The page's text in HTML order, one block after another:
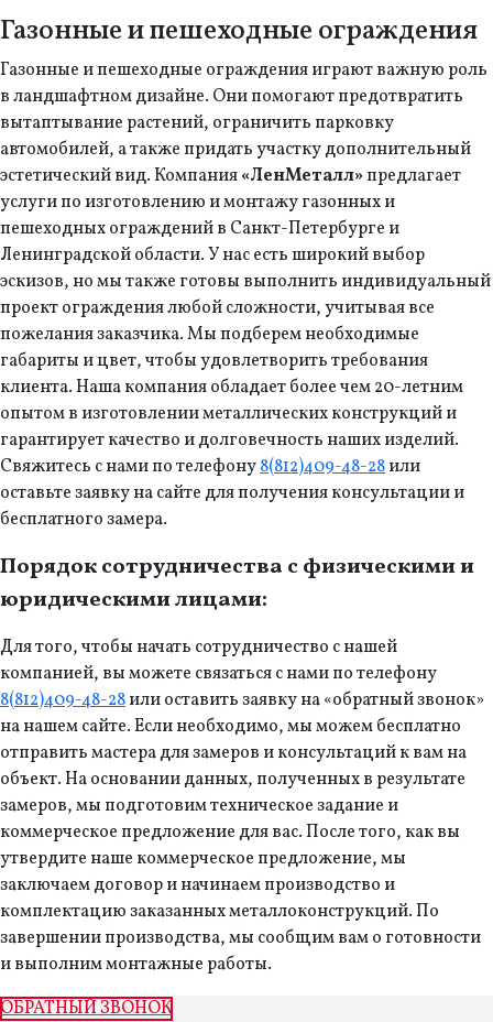
Газонные и пешеходные ограждения
Газонные и пешеходные ограждения играют важную роль
в ландшафтном дизайне. Они помогают предотвратить
вытаптывание растений, ограничить парковку
автомобилей, а также придать участку дополнительный
эстетический вид. Компания«ЛенМеталл»предлагает
услуги по изготовлению и монтажу газонных и
пешеходных ограждений в Санкт-Петербурге и
Ленинградской области. У нас есть широкий выбор
эскизов, но мы также готовы выполнить индивидуальный
проект ограждения любой сложности, учитывая все
пожелания заказчика. Мы подберем необходимые
габариты и цвет, чтобы удовлетворить требования
клиента. Наша компания обладает более чем 20-летним
опытом в изготовлении металлических конструкций и
гарантирует качество и долговечность наших изделий.
Свяжитесь с нами по телефону8(812)409-48-28или
оставьте заявку на сайте для получения консультации и
бесплатного замера.
Порядок сотрудничества с физическими и
юридическими лицами:
Для того, чтобы начать сотрудничество с нашей
компанией, вы можете связаться с нами по телефону
8(812)409-48-28или оставить заявку на «обратный звонок»
на нашем сайте. Если необходимо, мы можем бесплатно
отправить мастера для замеров и консультаций к вам на
объект. На основании данных, полученных в результате
замеров, мы подготовим техническое задание и
коммерческое предложение для вас. После того, как вы
утвердите наше коммерческое предложение, мы
заключаем договор и начинаем производство и
комплектацию заказанных металлоконструкций. По
завершении производства, мы сообщим вам о готовности
и выполним монтажные работы.
ОБРАТНЫЙ ЗВОНОК